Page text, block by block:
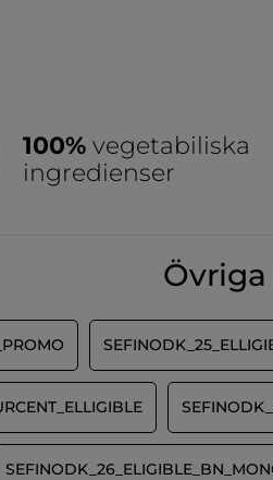
100% vegetabiliska
ingredienser